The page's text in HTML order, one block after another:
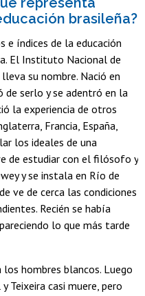
brasileña?
e índices de la educación
El Instituto Nacional de
su nombre. Nació en
de serlo y se adentró en la
la experiencia de otros
Francia, España,
los ideales de una
de estudiar con el filósofo y
y se instala en Río de
ve de cerca las condiciones
Recién se había
lo que más tarde
hombres blancos. Luego
Teixeira casi muere, pero